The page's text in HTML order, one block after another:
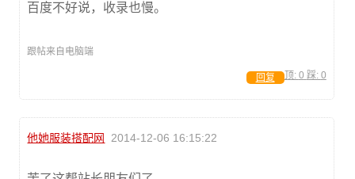
百度不好说，收录也慢。
跟帖来自电脑端
顶: 0 踩: 0
回复
他她服装搭配网 2014-12-06 16:15:22